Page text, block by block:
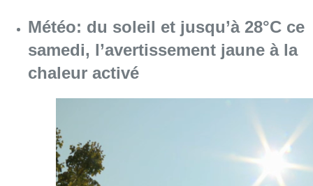
Météo: du soleil et jusqu’à 28°C ce
samedi, l’avertissement jaune à la
chaleur activé